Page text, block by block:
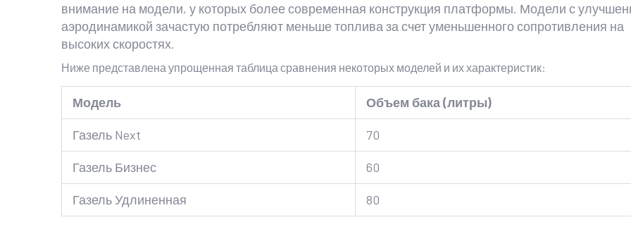
внимание на модели, у которых более современная конструкция платформы. Модели с
аэродинамикой зачастую потребляют меньше топлива за счет уменьшенного сопротивления на
высоких скоростях.
Ниже представлена упрощенная таблица сравнения некоторых моделей и их характеристик:
Модель Объем бака (литры)
Газель Next 70
Газель Бизнес 60
Газель Удлиненная 80